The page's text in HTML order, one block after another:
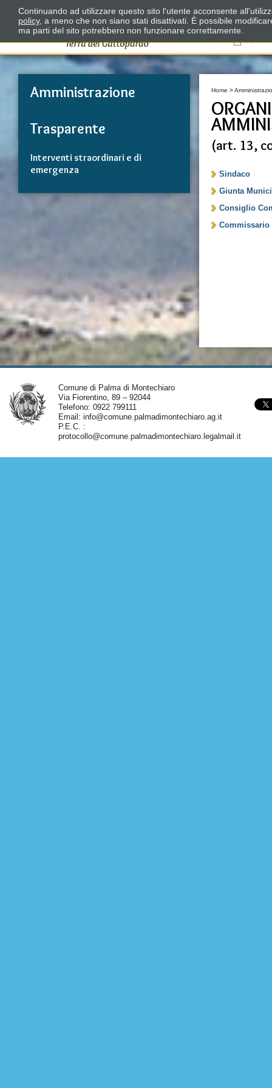
Il
Amministrazione
Trasparente
Interventi straordinari e di
emergenza
Home >
(art. 13,
Sindaco
Giunta
Consiglio
Commissario
Comune di Palma di Montechiaro
Via Fiorentino, 89 – 92044
Telefono: 0922 799111
Email: info@comune.palmadimontechiaro.ag.it
P.E.C. :
protocollo@comune.palmadimontechiaro.legalmail.it
Continuando ad utilizzare questo sito l'utente acconsente
policy, a meno che non siano stati disattivati. È possibile
ma parti del sito potrebbero non funzionare correttamente.